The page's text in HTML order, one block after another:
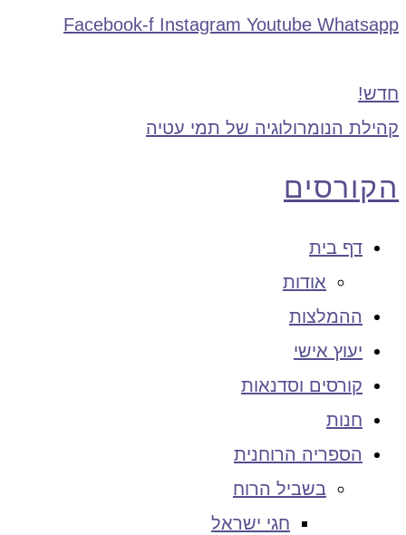
Facebook-f Instagram Youtube Whatsapp
חדש!
קהילת הנומרולוגיה של תמי עטיה
הקורסים
דף בית
אודות
ההמלצות
יעוץ אישי
קורסים וסדנאות
חנות
הספריה הרוחנית
בשביל הרוח
חגי ישראל